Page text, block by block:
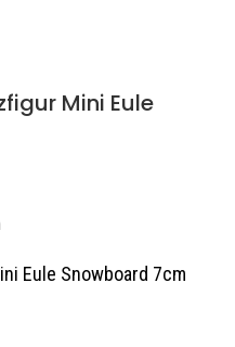
Mini Eule
Eule Snowboard 7cm